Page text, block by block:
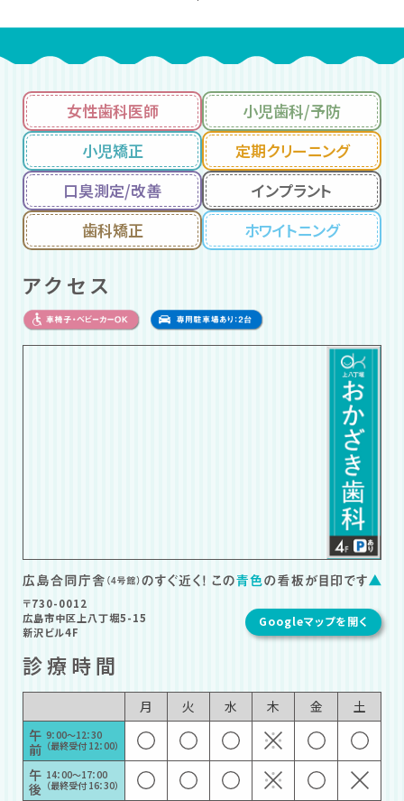
女性歯科医師
小児歯科/予防
小児矯正
定期クリーニング
口臭測定/改善
インプラント
歯科矯正
ホワイトニング
アクセス
〒730-0012
広島市中区上八丁堀5-15
新沢ビル4F
Googleマップを開く
診療時間
月 火 水 木 金
土
午
前
9：00〜12：30
（最終受付 12：00）
午
後
14：00〜17：00
（最終受付 16：30）